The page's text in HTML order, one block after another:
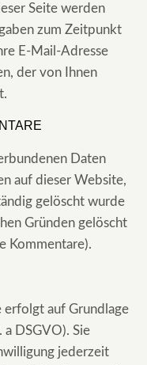
Seite werden
zum Zeitpunkt
E-Mail-Adresse
der von Ihnen
Daten
auf dieser Website,
gelöscht wurde
Gründen gelöscht
Kommentare).
erfolgt auf Grundlage
a DSGVO). Sie
jederzeit